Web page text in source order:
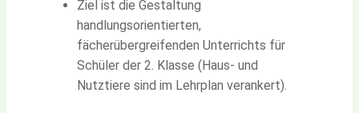
Ziel ist die Gestaltung
handlungsorientierten,
fächerübergreifenden Unterrichts für
Schüler der 2. Klasse (Haus- und
Nutztiere sind im Lehrplan verankert).